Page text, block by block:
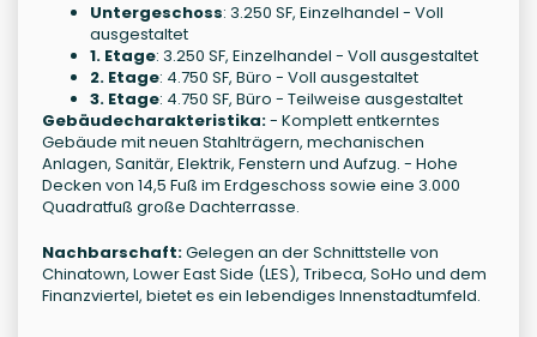
Untergeschoss: 3.250 SF, Einzelhandel - Voll
ausgestaltet
1. Etage: 3.250 SF, Einzelhandel - Voll ausgestaltet
2. Etage: 4.750 SF, Büro - Voll ausgestaltet
3. Etage: 4.750 SF, Büro - Teilweise ausgestaltet
Gebäudecharakteristika:- Komplett entkerntes
Gebäude mit neuen Stahlträgern, mechanischen
Anlagen, Sanitär, Elektrik, Fenstern und Aufzug. - Hohe
Decken von 14,5 Fuß im Erdgeschoss sowie eine 3.000
Quadratfuß große Dachterrasse.
Nachbarschaft:Gelegen an der Schnittstelle von
Chinatown, Lower East Side (LES), Tribeca, SoHo und dem
Finanzviertel, bietet es ein lebendiges Innenstadtumfeld.